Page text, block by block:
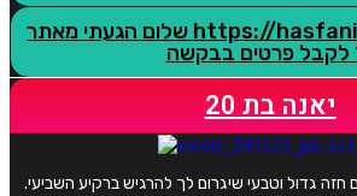
שלום הגעתי מאתר https://hasfaniyot.com/ אפשר
יאנה בת 20
חזה גדול וטבעי שיגרום לך להרגיש ברקיע השביעי.